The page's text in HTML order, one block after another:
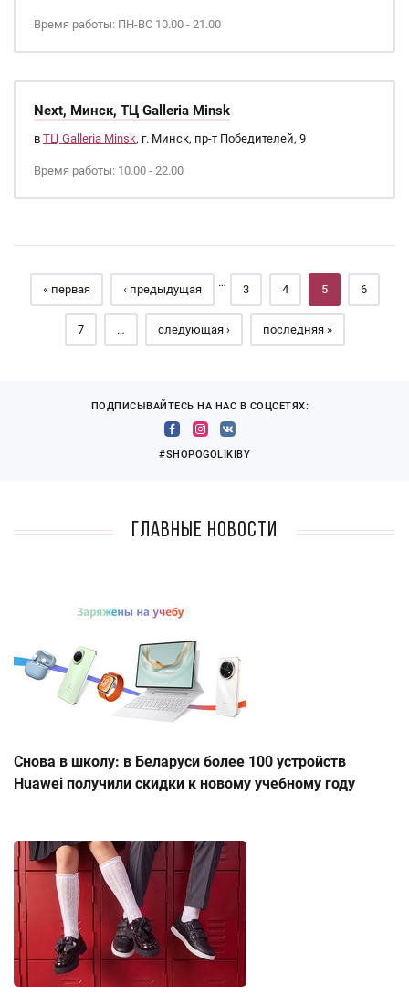
Время работы: ПН-ВС 10.00 - 21.00
Next, Минск, ТЦ Galleria Minsk
в ТЦ Galleria Minsk, г. Минск, пр-т Победителей, 9
Время работы: 10.00 - 22.00
Страницы
« первая ‹ предыдущая
…
3 4 5 6
7 … следующая › последняя »
ПОДПИСЫВАЙТЕСЬ НА НАС В СОЦСЕТЯХ:
#SHOPOGOLIKIBY
Главные новости
Снова в школу: в Беларуси более 100 устройств
Huawei получили скидки к новому учебному году